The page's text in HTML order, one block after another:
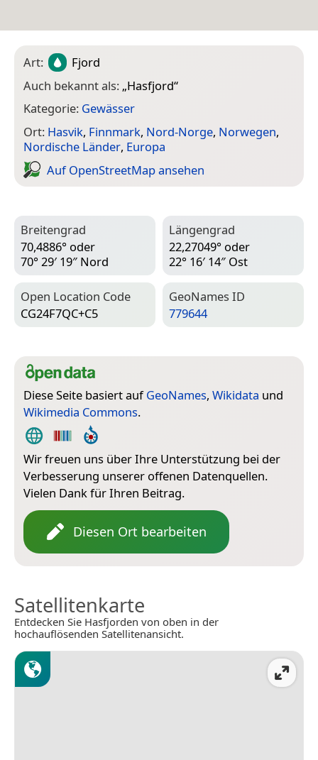
Art:
Fjord
Auch bekannt als: „Hasfjord“
Kategorie: Gewässer
Ort: Hasvik, Finnmark, Nord-Norge, Norwegen,
Nordische Länder, Europa
Auf Open­Street­Map ansehen
Breitengrad
70,4886° oder
70° 29′ 19″ Nord
Längengrad
22,27049° oder
22° 16′ 14″ Ost
Open Location Code
CG24F7QC+C5
Geo­Names ID
779644
Diese Seite basiert aufGeoNames, Wikidata und
Wikimedia Commons.
Wir freuen uns über Ihre Unterstützung bei der
Verbesserung unserer offenen Datenquellen.
Vielen Dank für Ihren Beitrag.
Diesen Ort bearbeiten
Satellitenkarte
Entdecken Sie Hasfjorden von oben in der
hochauflösenden Satellitenansicht.